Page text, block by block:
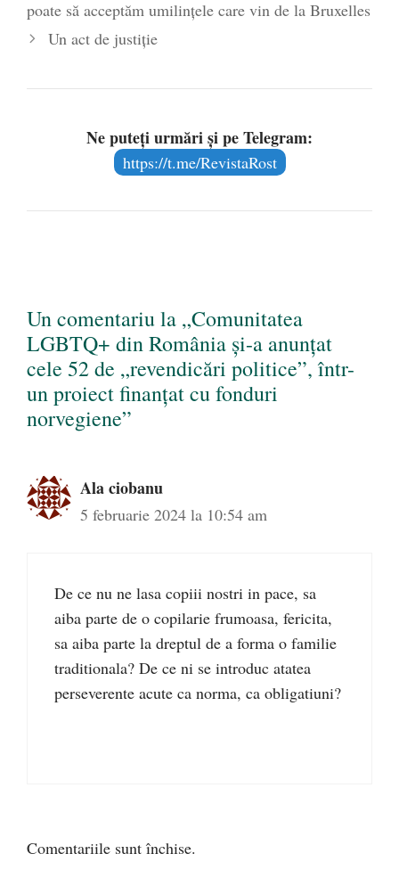
poate să acceptăm umilințele care vin de la Bruxelles
Un act de justiție
Ne puteți urmări și pe Telegram:
https://t.me/RevistaRost
Un comentariu la „Comunitatea
LGBTQ+ din România și-a anunțat
cele 52 de „revendicări politice”, într-
un proiect finanțat cu fonduri
norvegiene”
Ala ciobanu
5 februarie 2024 la 10:54 am
De ce nu ne lasa copiii nostri in pace, sa
aiba parte de o copilarie frumoasa, fericita,
sa aiba parte la dreptul de a forma o familie
traditionala? De ce ni se introduc atatea
perseverente acute ca norma, ca obligatiuni?
Comentariile sunt închise.